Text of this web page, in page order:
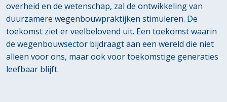
overheid en de wetenschap, zal de ontwikkeling van
duurzamere wegenbouwpraktijken stimuleren. De
toekomst ziet er veelbelovend uit. Een toekomst waarin
de wegenbouwsector bijdraagt aan een wereld die niet
alleen voor ons, maar ook voor toekomstige generaties
leefbaar blijft.